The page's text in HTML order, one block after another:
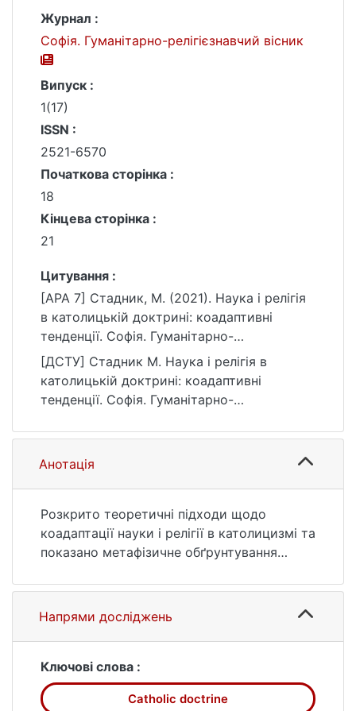
Журнал :
Софія. Гуманітарно-релігієзнавчий вісник
Випуск :
1(17)
ISSN :
2521-6570
Початкова сторінка :
18
Кінцева сторінка :
21
Цитування :
[APA 7] Стадник, М. (2021). Наука і релігія
в католицькій доктрині: коадаптивні
тенденції. Софія. Гуманітарно-
релігієзнавчий вісник, (1(17)), 18–21.
https://doi.org/10.17721/sophia.2021.17.3
[ДСТУ] Стадник М. Наука і релігія в
католицькій доктрині: коадаптивні
тенденції. Софія. Гуманітарно-
21. DOI: 10.17721/sophia.2021.17.3 (дата
звернення: 25.07.2026).
Анотація
Розкрито теоретичні підходи щодо
коадаптації науки і релігії в католицизмі та
показано метафізичне обґрунтування
різнопланових аргументів на захист ідеї
творення залишаються посилання на
обмеженість та історичну нерозвиненість
наявність неконтрольованих, майже
неосвоєних, а тому незрозумілих явищ
природи, суспільства й людської
Напрями досліджень
Ключові слова :
Catholic doctrine